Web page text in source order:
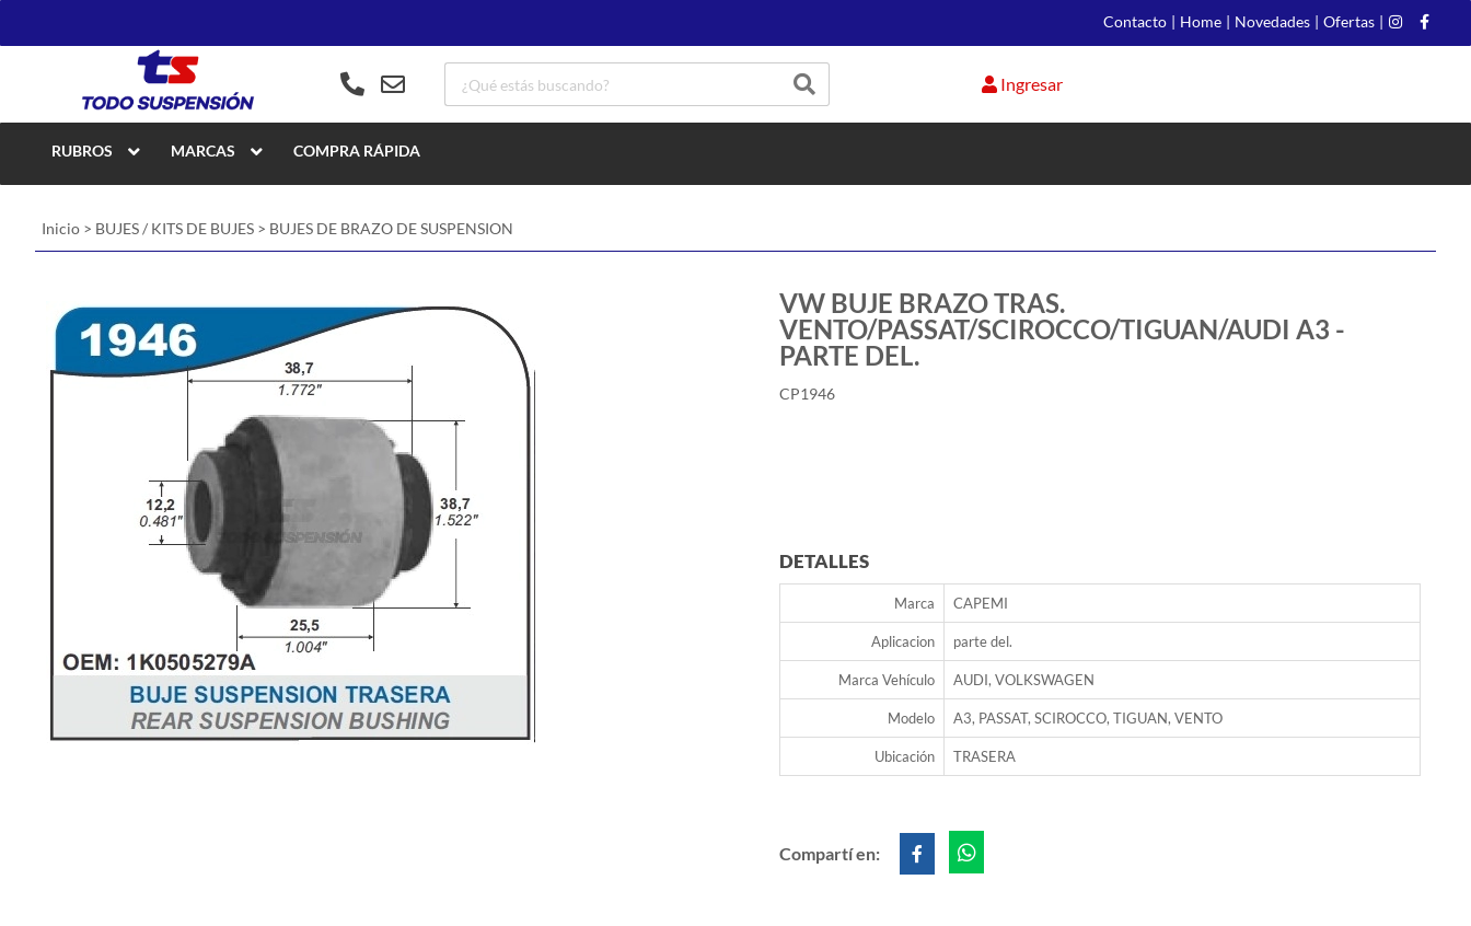
Contacto | Home | Novedades | Ofertas |
Ingresar
RUBROS MARCAS COMPRA RÁPIDA
Inicio > BUJES / KITS DE BUJES > BUJES DE BRAZO DE SUSPENSION
VW BUJE BRAZO TRAS.
VENTO/PASSAT/SCIROCCO/TIGUAN/AUDI A3 -
PARTE DEL.
CP1946
DETALLES
Marca CAPEMI
Aplicacion parte del.
Marca Vehículo AUDI, VOLKSWAGEN
Modelo A3, PASSAT, SCIROCCO, TIGUAN, VENTO
Ubicación TRASERA
Compartí en: